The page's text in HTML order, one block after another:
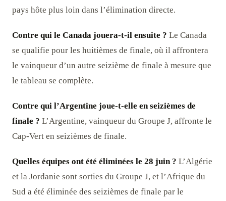
pays hôte plus loin dans l’élimination directe.
Contre qui le Canada jouera-t-il ensuite ? Le Canada
se qualifie pour les huitièmes de finale, où il affrontera
le vainqueur d’un autre seizième de finale à mesure que
le tableau se complète.
Contre qui l’Argentine joue-t-elle en seizièmes de
finale ? L’Argentine, vainqueur du Groupe J, affronte le
Cap-Vert en seizièmes de finale.
Quelles équipes ont été éliminées le 28 juin ? L’Algérie
et la Jordanie sont sorties du Groupe J, et l’Afrique du
Sud a été éliminée des seizièmes de finale par le